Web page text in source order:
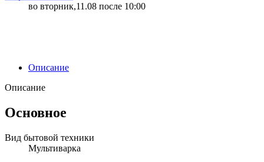
во вторник,11.08 после 10:00
Описание
Описание
Основное
Вид бытовой техники
Мультиварка